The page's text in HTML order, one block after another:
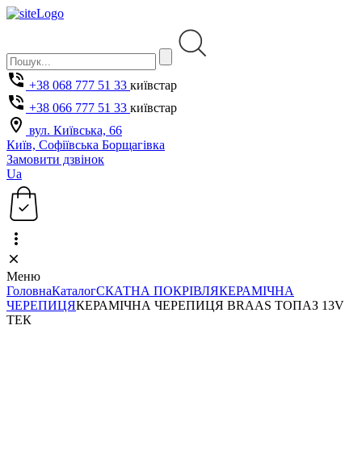
+38 068 777 51 33 київстар
+38 066 777 51 33 київстар
вул. Київська, 66
Київ, Софіївська Борщагівка
Замовити дзвінок
Ua
Меню
ГоловнаКаталогСКАТНА ПОКРІВЛЯКЕРАМІЧНА
ЧЕРЕПИЦЯКЕРАМІЧНА ЧЕРЕПИЦЯ BRAAS ТОПАЗ 13V
ТЕК